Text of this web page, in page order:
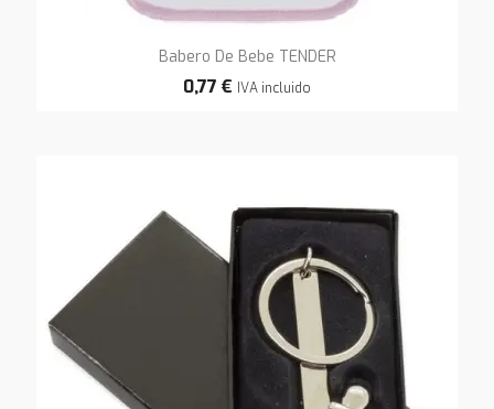
Babero De Bebe TENDER
0,77 € IVA incluido